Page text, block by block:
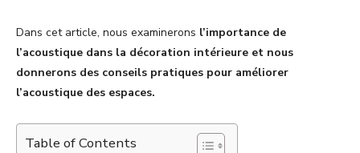
Dans cet article, nous examinerons l’importance de
l’acoustique dans la décoration intérieure et nous
donnerons des conseils pratiques pour améliorer
l’acoustique des espaces.
Table of Contents